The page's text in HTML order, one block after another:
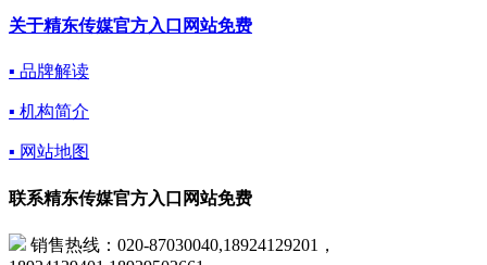
关于精东传媒官方入口网站免费
▪ 品牌解读
▪ 机构简介
▪ 网站地图
联系精东传媒官方入口网站免费
销售热线：020-87030040,18924129201，